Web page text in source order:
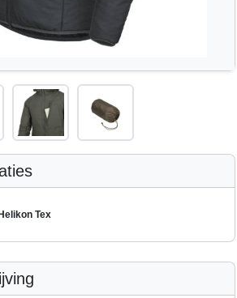
Helikon Tex